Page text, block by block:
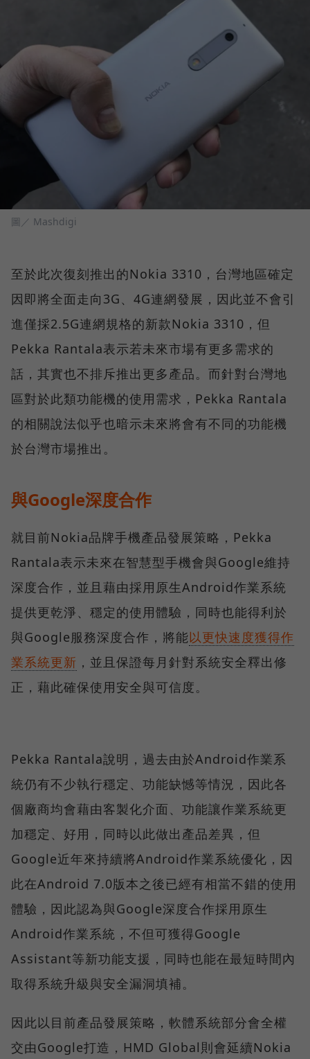
圖／ Mashdigi
至於此次復刻推出的Nokia 3310，台灣地區確定
因即將全面走向3G、4G連網發展，因此並不會引
進僅採2.5G連網規格的新款Nokia 3310，但
Pekka Rantala表示若未來市場有更多需求的
話，其實也不排斥推出更多產品。而針對台灣地
區對於此類功能機的使用需求，Pekka Rantala
的相關說法似乎也暗示未來將會有不同的功能機
於台灣市場推出。
與Google深度合作
就目前Nokia品牌手機產品發展策略，Pekka
Rantala表示未來在智慧型手機會與Google維持
深度合作，並且藉由採用原生Android作業系統
提供更乾淨、穩定的使用體驗，同時也能得利於
與Google服務深度合作，將能以更快速度獲得作
業系統更新 ，並且保證每月針對系統安全釋出修
正，藉此確保使用安全與可信度。
Pekka Rantala說明，過去由於Android作業系
統仍有不少執行穩定、功能缺憾等情況，因此各
個廠商均會藉由客製化介面、功能讓作業系統更
加穩定、好用，同時以此做出產品差異，但
Google近年來持續將Android作業系統優化，因
此在Android 7.0版本之後已經有相當不錯的使用
體驗，因此認為與Google深度合作採用原生
Android作業系統，不但可獲得Google
Assistant等新功能支援，同時也能在最短時間內
取得系統升級與安全漏洞填補。
因此以目前產品發展策略，軟體系統部分會全權
交由Google打造，HMD Global則會延續Nokia